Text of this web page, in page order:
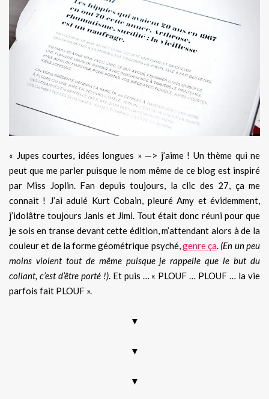
« Jupes courtes, idées longues » —> j’aime ! Un thème qui ne
peut que me parler puisque le nom même de ce blog est inspiré
par Miss Joplin. Fan depuis toujours, la clic des 27, ça me
connait ! J’ai adulé Kurt Cobain, pleuré Amy et évidemment,
j’idolâtre toujours Janis et Jimi. Tout était donc réuni pour que
je sois en transe devant cette édition, m’attendant alors à de la
couleur et de la forme géométrique psyché,genre ça. (En un peu
moins violent tout de même puisque je rappelle que le but du
collant, c’est d’être porté !). Et puis … « PLOUF … PLOUF … la vie
parfois fait PLOUF ».
▼
▼
▼